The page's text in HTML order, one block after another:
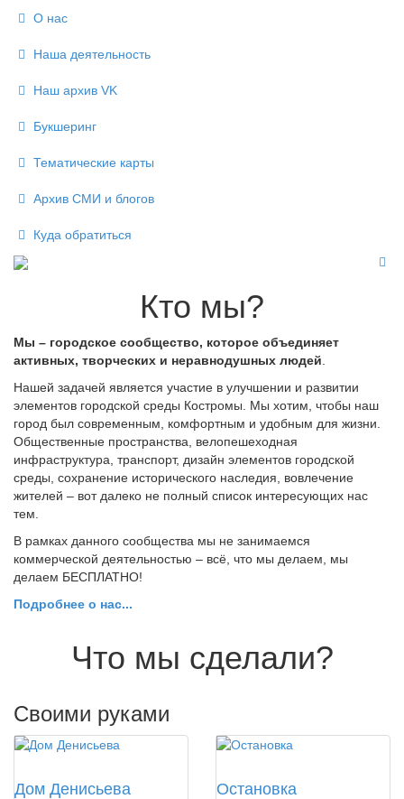
О нас
Наша деятельность
Наш архив VK
Букшеринг
Тематические карты
Архив СМИ и блогов
Куда обратиться
Кто мы?
Мы – городское сообщество, которое объединяет
активных, творческих и неравнодушных людей
Нашей задачей является участие в улучшении и развитии
элементов городской среды Костромы. Мы хотим, чтобы наш
город был современным, комфортным и удобным для жизни.
Общественные пространства, велопешеходная
инфраструктура, транспорт, дизайн элементов городской
среды, сохранение исторического наследия, вовлечение
жителей – вот далеко не полный список интересующих нас
тем.
В рамках данного сообщества мы не занимаемся
коммерческой деятельностью – всё, что мы делаем, мы
делаем БЕСПЛАТНО!
Подробнее о нас...
Что мы сделали?
Своими руками
Дом Денисьева Остановка